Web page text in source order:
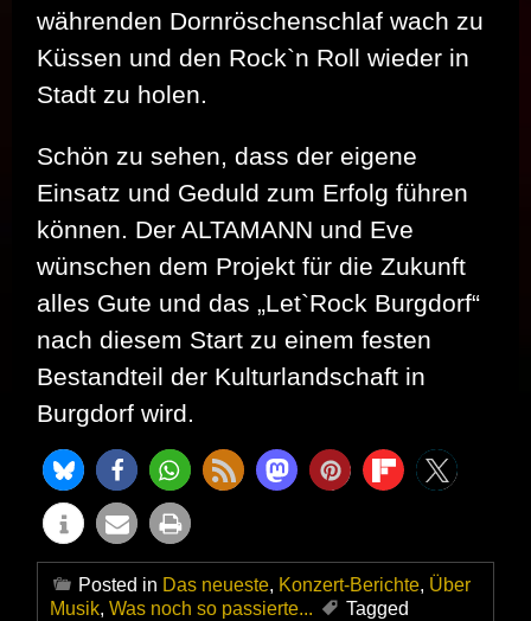
währenden Dornröschenschlaf wach zu
Küssen und den Rock`n Roll wieder in
Stadt zu holen.
Schön zu sehen, dass der eigene
Einsatz und Geduld zum Erfolg führen
können. Der ALTAMANN und Eve
wünschen dem Projekt für die Zukunft
alles Gute und das „Let`Rock Burgdorf“
nach diesem Start zu einem festen
Bestandteil der Kulturlandschaft in
Burgdorf wird.
Posted in Das neueste, Konzert-Berichte, Über
Musik, Was noch so passierte...
Tagged